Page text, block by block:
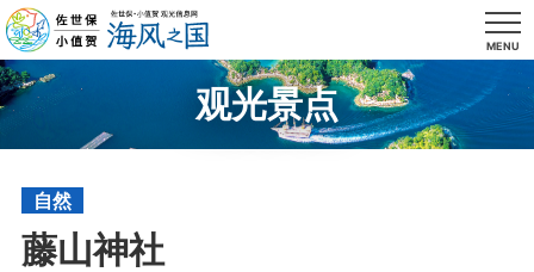
MENU
观光景点
自然
藤山神社